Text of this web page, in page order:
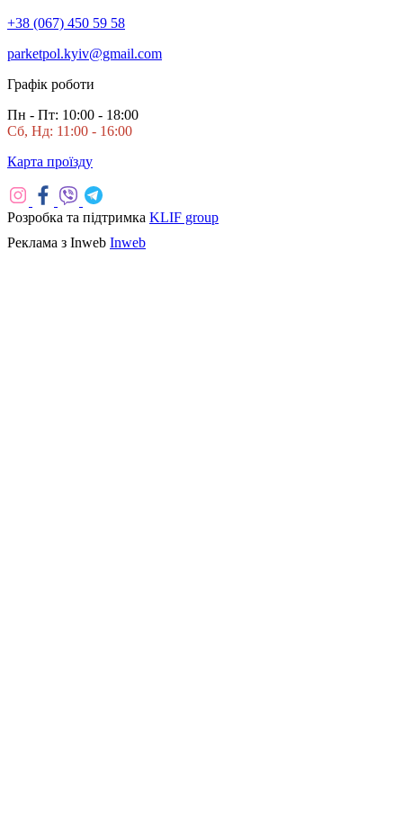
+38 (067) 450 59 58
parketpol.kyiv@gmail.com
Графік роботи
Пн - Пт: 10:00 - 18:00
Сб, Нд: 11:00 - 16:00
Карта проїзду
Розробка та підтримка KLIF group
Реклама з Inweb Inweb